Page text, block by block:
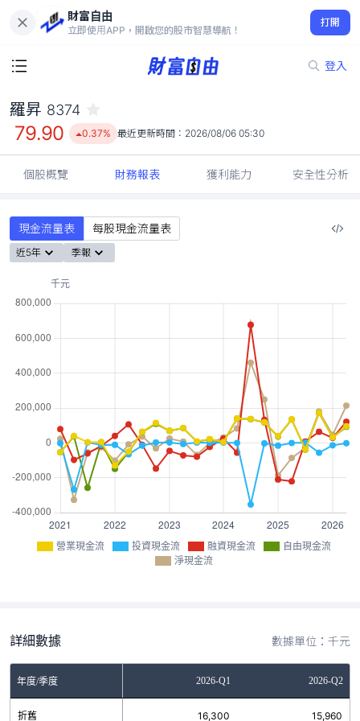
財富自由
立即使用APP，開啟您的股市智慧導航！
打開
登入
79.90
0.37%
羅昇 8374
79.90 0.37% 最近更新時間： 2026/08/06 05:30
個股概覽 財務報表 獲利能力 安全性分析
現金流量表 每股現金流量表
近5年 季報
營業現金流 投資現金流 融資現金流
自由現金流
淨現金流
詳細數據 數據單位：千元
年度/季度 2026-Q1 2026-Q2
折舊 16,300 15,960